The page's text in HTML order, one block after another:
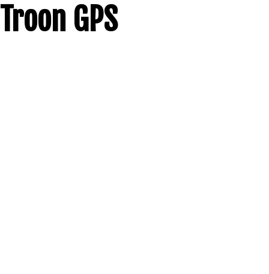
Troon GPS